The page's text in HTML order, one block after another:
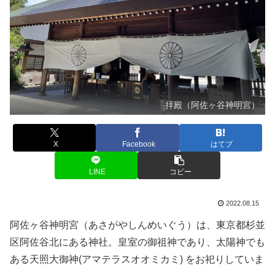
拝殿（阿佐ヶ谷神明宮）
X Facebook はてブ
LINE コピー
2022.08.15
阿佐ヶ谷神明宮（あさがやしんめいぐう）は、東京都杉並
区阿佐谷北にある神社。皇室の御祖神であり、太陽神でも
ある天照大御神(アマテラスオオミカミ) をお祀りしていま